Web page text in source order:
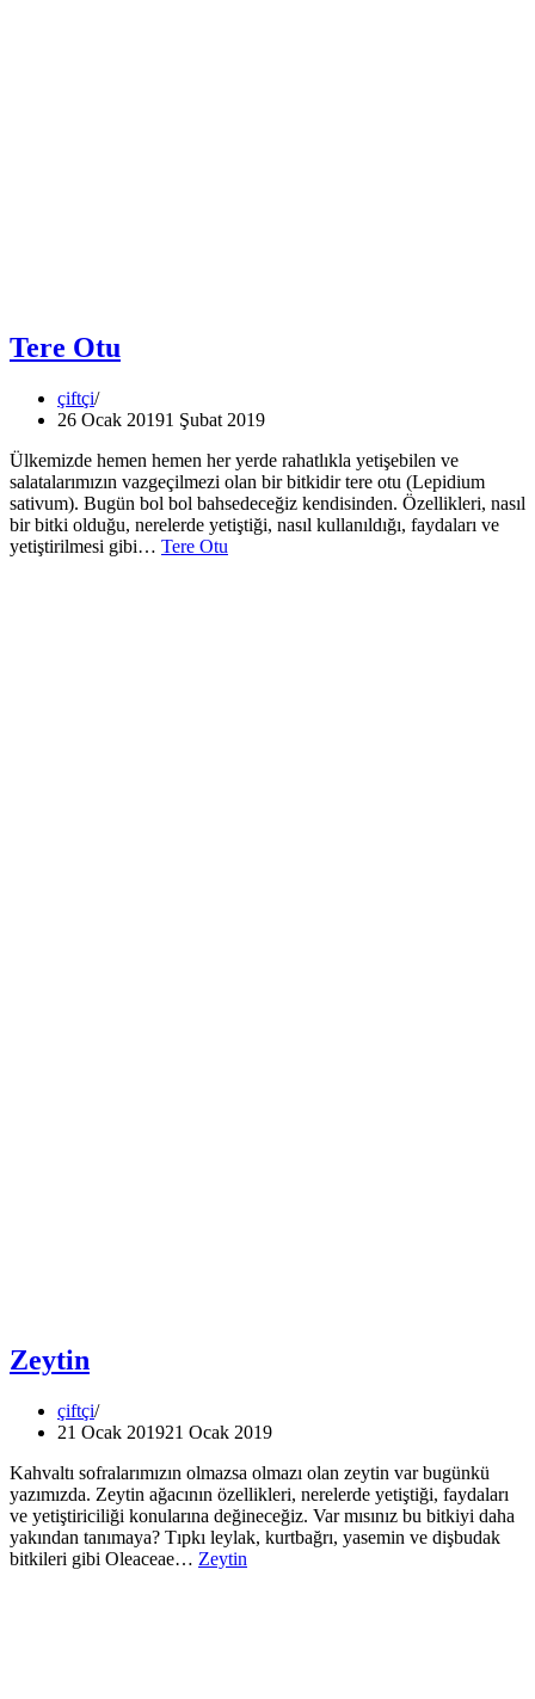
Tere Otu
çiftçi
26 Ocak 20191 Şubat 2019
Ülkemizde hemen hemen her yerde rahatlıkla yetişebilen ve
salatalarımızın vazgeçilmezi olan bir bitkidir tere otu (Lepidium
sativum). Bugün bol bol bahsedeceğiz kendisinden. Özellikleri, nasıl
bir bitki olduğu, nerelerde yetiştiği, nasıl kullanıldığı, faydaları ve
yetiştirilmesi gibi… Tere Otu
Zeytin
çiftçi
21 Ocak 201921 Ocak 2019
Kahvaltı sofralarımızın olmazsa olmazı olan zeytin var bugünkü
yazımızda. Zeytin ağacının özellikleri, nerelerde yetiştiği, faydaları
ve yetiştiriciliği konularına değineceğiz. Var mısınız bu bitkiyi daha
yakından tanımaya? Tıpkı leylak, kurtbağrı, yasemin ve dişbudak
bitkileri gibi Oleaceae… Zeytin